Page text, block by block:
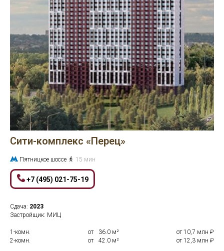
Сити-комплекс «Перец»
Пятницкое шоссе 15 мин
+7 (495) 021-75-19
Сдача: 2023
Застройщик: МИЦ
1-комн. от 36.0 м²
от 10,7 млн ₽
2-комн.
от 42.0 м² от 12,3 млн ₽